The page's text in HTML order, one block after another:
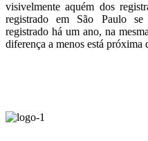
visivelmente aquém dos
registrado em São Paulo
registrado há um ano, na
diferença a menos está próxima